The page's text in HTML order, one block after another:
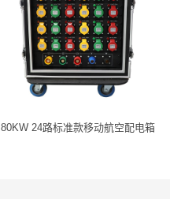
80KW 24路标准款移动航空配电箱